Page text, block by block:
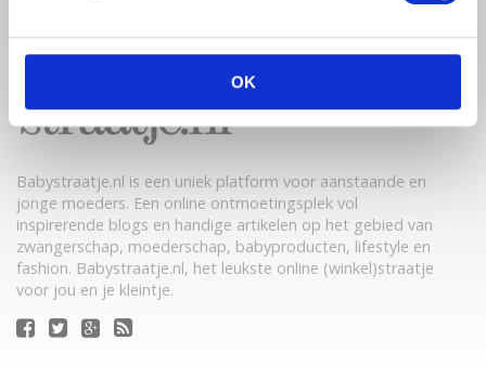
OK
Babystraatje.nl is een uniek platform voor aanstaande en
jonge moeders. Een online ontmoetingsplek vol
inspirerende blogs en handige artikelen op het gebied van
zwangerschap, moederschap, babyproducten, lifestyle en
fashion. Babystraatje.nl, het leukste online (winkel)straatje
voor jou en je kleintje.